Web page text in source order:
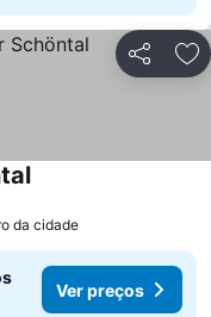
Partilhar
da cidade
Ver preços